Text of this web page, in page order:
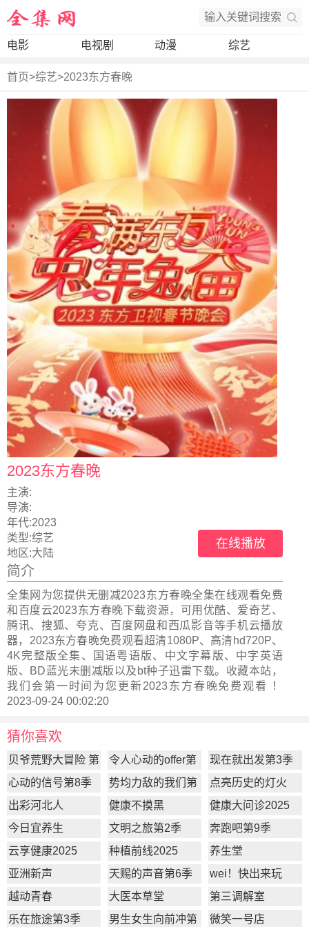
电影 电视剧 动漫 综艺
首页>综艺>2023东方春晚
2023东方春晚
主演:
导演:
年代:2023
类型:综艺
地区:大陆
在线播放
简介
全集网为您提供无删减2023东方春晚全集在线观看免费
和百度云2023东方春晚下载资源，可用优酷、爱奇艺、
腾讯、搜狐、夸克、百度网盘和西瓜影音等手机云播放
器，2023东方春晚免费观看超清1080P、高清hd720P、
4K完整版全集、国语粤语版、中文字幕版、中字英语
版、BD蓝光未删减版以及bt种子迅雷下载。收藏本站，
我们会第一时间为您更新2023东方春晚免费观看 ！
2023-09-24 00:02:20
猜你喜欢
贝爷荒野大冒险 第
一季
令人心动的offer第
7季
现在就出发第3季
心动的信号第8季
势均力敌的我们第
2季
点亮历史的灯火
出彩河北人
健康不摸黑
健康大问诊2025
今日宜养生
文明之旅第2季
奔跑吧第9季
云享健康2025
种植前线2025
养生堂
亚洲新声
天赐的声音第6季
wei！快出来玩
越动青春
大医本草堂
第三调解室
乐在旅途第3季
男生女生向前冲第 微笑一号店